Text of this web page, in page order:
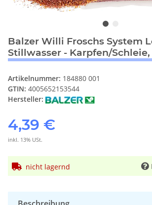
Balzer Willi Froschs System
Stillwasser - Karpfen/
Artikelnummer: 184880 001
GTIN: 4005652153544
Hersteller:
4,39 €
inkl. 13% USt.
nicht lagernd